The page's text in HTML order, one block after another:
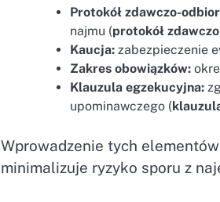
Protokół zdawczo-
najmu (protokół
Kaucja: zabezpieczenie
Zakres obowiązków:
Klauzula egzekucyjna:
upominawczego (
Wprowadzenie tych
minimalizuje ryzyko sporu z